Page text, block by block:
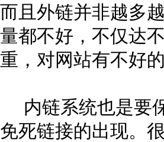
而且外链并非越多
量都不好，不仅达
重，对网站有不好的
内链系统也是要
免死链接的出现。